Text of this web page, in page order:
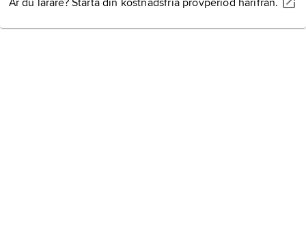
Är du lärare? Starta din kostnadsfria provperiod härifrån.